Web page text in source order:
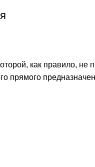
как правило,
прямого